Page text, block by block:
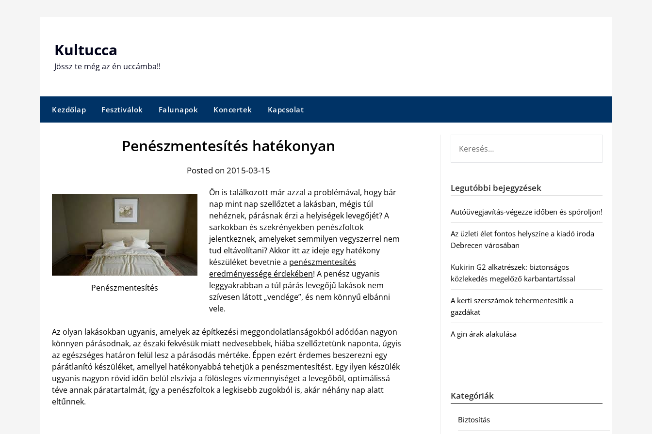
Kultucca
Jössz te még az én uccámba!!
Kezdőlap Fesztiválok Falunapok Koncertek Kapcsolat
Penészmentesítés hatékonyan
Posted on 2015-03-15
Penészmentesítés
Ön is találkozott már azzal a problémával, hogy bár
nap mint nap szellőztet a lakásban, mégis túl
nehéznek, párásnak érzi a helyiségek levegőjét? A
sarkokban és szekrényekben penészfoltok
jelentkeznek, amelyeket semmilyen vegyszerrel nem
tud eltávolítani? Akkor itt az ideje egy hatékony
készüléket bevetnie a penészmentesítés
eredményessége érdekében! A penész ugyanis
leggyakrabban a túl párás levegőjű lakások nem
szívesen látott „vendége”, és nem könnyű elbánni
vele.
Az olyan lakásokban ugyanis, amelyek az építkezési meggondolatlanságokból adódóan nagyon
könnyen párásodnak, az északi fekvésük miatt nedvesebbek, hiába szellőztetünk naponta, úgyis
az egészséges határon felül lesz a párásodás mértéke. Éppen ezért érdemes beszerezni egy
párátlanító készüléket, amellyel hatékonyabbá tehetjük a penészmentesítést. Egy ilyen készülék
ugyanis nagyon rövid időn belül elszívja a fölösleges vízmennyiséget a levegőből, optimálissá
téve annak páratartalmát, így a penészfoltok a legkisebb zugokból is, akár néhány nap alatt
eltűnnek.
Legutóbbi bejegyzések
Autóüvegjavítás-végezze időben és spóroljon!
Az üzleti élet fontos helyszíne a kiadó iroda
Debrecen városában
Kukirin G2 alkatrészek: biztonságos
közlekedés megelőző karbantartással
A kerti szerszámok tehermentesítik a
gazdákat
A gin árak alakulása
Kategóriák
Biztosítás